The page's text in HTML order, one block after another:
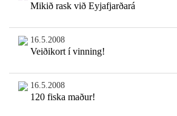
Mikið rask við Eyjafjarðará
16.5.2008
Veiðikort í vinning!
16.5.2008
120 fiska maður!